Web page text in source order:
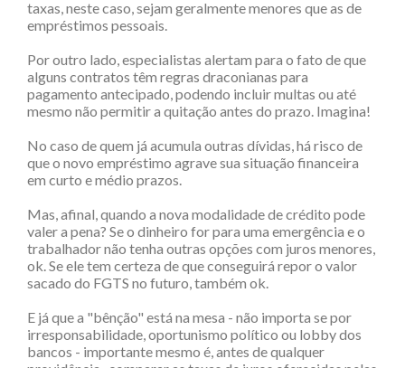
taxas, neste caso, sejam geralmente menores que as de
empréstimos pessoais.
Por outro lado, especialistas alertam para o fato de que
alguns contratos têm regras draconianas para
pagamento antecipado, podendo incluir multas ou até
mesmo não permitir a quitação antes do prazo. Imagina!
No caso de quem já acumula outras dívidas, há risco de
que o novo empréstimo agrave sua situação financeira
em curto e médio prazos.
Mas, afinal, quando a nova modalidade de crédito pode
valer a pena? Se o dinheiro for para uma emergência e o
trabalhador não tenha outras opções com juros menores,
ok. Se ele tem certeza de que conseguirá repor o valor
sacado do FGTS no futuro, também ok.
E já que a "bênção" está na mesa - não importa se por
irresponsabilidade, oportunismo político ou lobby dos
bancos - importante mesmo é, antes de qualquer